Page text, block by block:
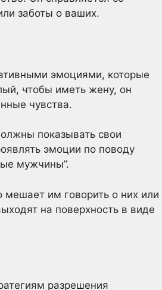
заботы о ваших.
эмоциями, которые
чтобы иметь жену, он
чувства.
показывать свои
эмоции по поводу
мужчины”.
им говорить о них или
на поверхность в виде
разрешения